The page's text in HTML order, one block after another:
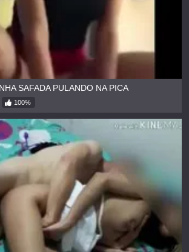
SAFADA PULANDO NA PICA
100%